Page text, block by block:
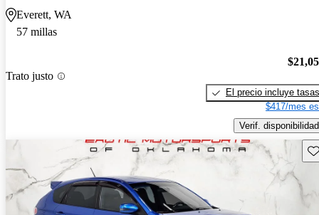
Everett, WA
57 millas
Trato justo
El precio incluye tasas
$417/mes
Verif. disponibilidad